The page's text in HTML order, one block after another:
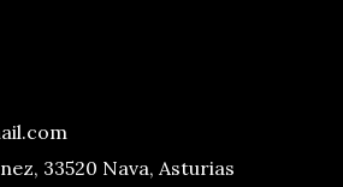
33520 Nava, Asturias